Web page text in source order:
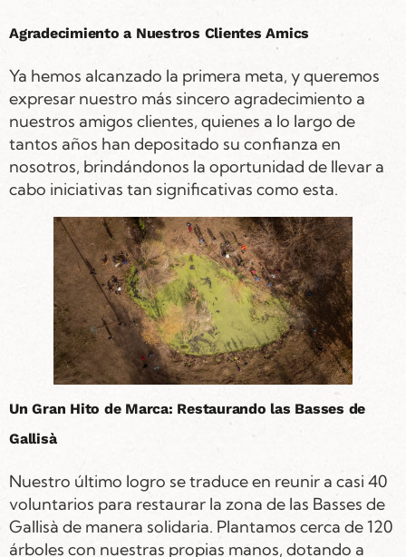
Agradecimiento a Nuestros Clientes Amics
Ya hemos alcanzado la primera meta, y queremos
expresar nuestro más sincero agradecimiento a
nuestros amigos clientes, quienes a lo largo de
tantos años han depositado su confianza en
nosotros, brindándonos la oportunidad de llevar a
cabo iniciativas tan significativas como esta.
Un Gran Hito de Marca: Restaurando las Basses de
Gallisà
Nuestro último logro se traduce en reunir a casi 40
voluntarios para restaurar la zona de las Basses de
Gallisà de manera solidaria. Plantamos cerca de 120
árboles con nuestras propias manos, dotando a